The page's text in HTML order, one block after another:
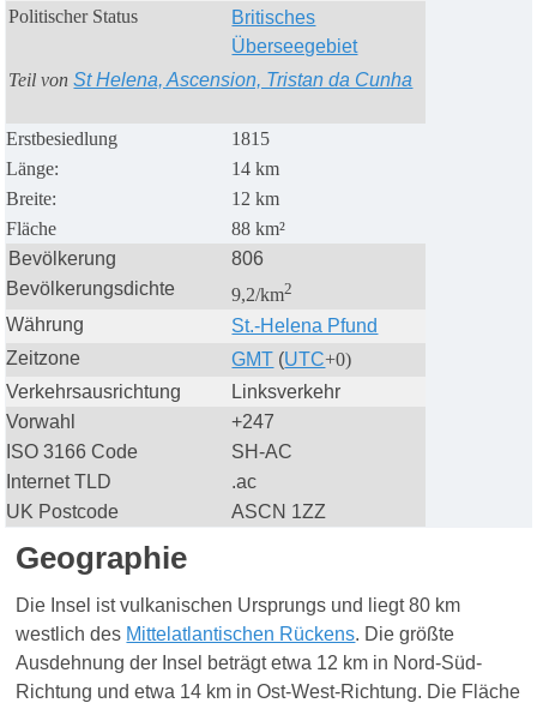
Politischer Status
Britisches
Überseegebiet
Teil vonSt Helena, Ascension, Tristan da Cunha
Erstbesiedlung
1815
Länge:
14 km
Breite:
12 km
Fläche
88 km²
Bevölkerung
806
Bevölkerungsdichte
9,2/km2
Währung
St.-Helena Pfund
Zeitzone
GMT (UTC+0)
Verkehrsausrichtung
Linksverkehr
Vorwahl
+247
ISO 3166 Code
SH-AC
Internet TLD
.ac
UK Postcode
ASCN 1ZZ
Geographie
Die Insel ist vulkanischen Ursprungs und liegt 80 km
westlich des Mittelatlantischen Rückens. Die größte
Ausdehnung der Insel beträgt etwa 12 km in Nord-Süd-
Richtung und etwa 14 km in Ost-West-Richtung. Die Fläche